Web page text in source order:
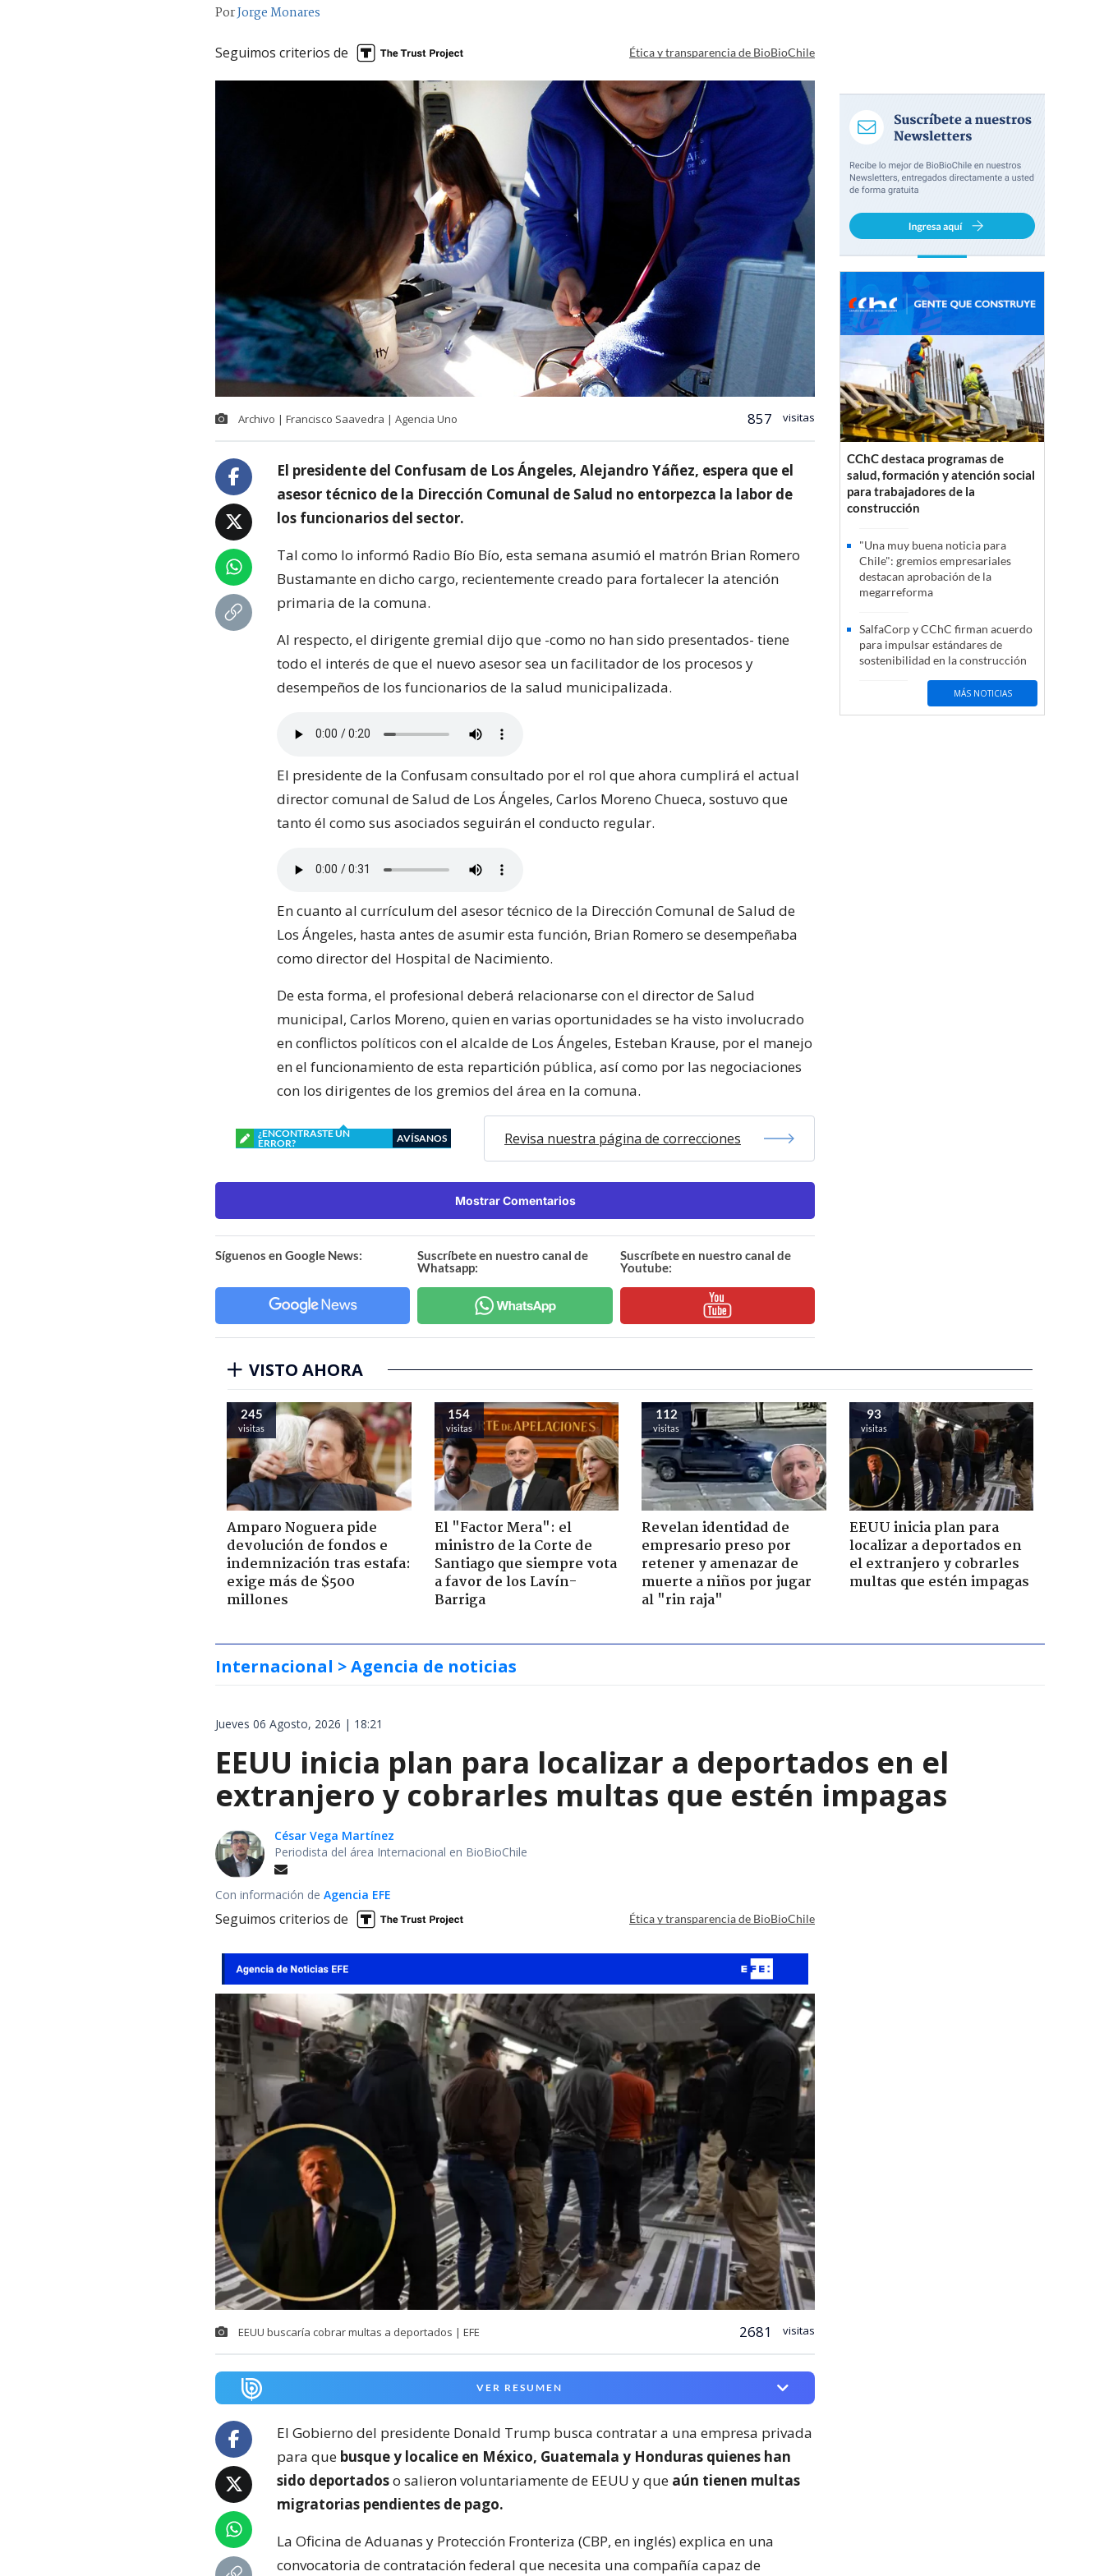
PorJorge Monares
Seguimos criterios de Ética y transparencia de BioBioChile
Archivo | Francisco Saavedra | Agencia Uno 857 visitas
El presidente del Confusam de Los Ángeles, Alejandro Yáñez, espera que el
asesor técnico de la Dirección Comunal de Salud no entorpezca la labor de
los funcionarios del sector.
Tal como lo informó Radio Bío Bío, esta semana asumió el matrón Brian Romero
Bustamante en dicho cargo, recientemente creado para fortalecer la atención
primaria de la comuna.
Al respecto, el dirigente gremial dijo que -como no han sido presentados- tiene
todo el interés de que el nuevo asesor sea un facilitador de los procesos y
desempeños de los funcionarios de la salud municipalizada.
El presidente de la Confusam consultado por el rol que ahora cumplirá el actual
director comunal de Salud de Los Ángeles, Carlos Moreno Chueca, sostuvo que
tanto él como sus asociados seguirán el conducto regular.
En cuanto al currículum del asesor técnico de la Dirección Comunal de Salud de
Los Ángeles, hasta antes de asumir esta función, Brian Romero se desempeñaba
como director del Hospital de Nacimiento.
De esta forma, el profesional deberá relacionarse con el director de Salud
municipal, Carlos Moreno, quien en varias oportunidades se ha visto involucrado
en conflictos políticos con el alcalde de Los Ángeles, Esteban Krause, por el manejo
en el funcionamiento de esta repartición pública, así como por las negociaciones
con los dirigentes de los gremios del área en la comuna.
¿ENCONTRASTE UN
ERROR?
AVÍSANOS Revisa nuestra página de correcciones
Mostrar Comentarios
Síguenos en Google News:
Suscríbete en nuestro canal de
Whatsapp:
Suscríbete en nuestro canal de
Youtube:
CChC destaca programas de
salud, formación y atención social
para trabajadores de la
construcción
"Una muy buena noticia para
Chile": gremios empresariales
destacan aprobación de la
megarreforma
SalfaCorp y CChC firman acuerdo
para impulsar estándares de
sostenibilidad en la construcción
MÁS NOTICIAS
VISTO AHORA
245
visitas
Amparo Noguera pide
devolución de fondos e
indemnización tras estafa:
exige más de $500
millones
154
visitas
El "Factor Mera": el
ministro de la Corte de
Santiago que siempre vota
a favor de los Lavín-
Barriga
112
visitas
Revelan identidad de
empresario preso por
retener y amenazar de
muerte a niños por jugar
al "rin raja"
93
visitas
EEUU inicia plan para
localizar a deportados en
el extranjero y cobrarles
multas que estén impagas
Internacional > Agencia de noticias
Jueves 06 Agosto, 2026 | 18:21
EEUU inicia plan para localizar a deportados en el
extranjero y cobrarles multas que estén impagas
César Vega Martínez
Periodista del área Internacional en BioBioChile
Con información de Agencia EFE
Seguimos criterios de Ética y transparencia de BioBioChile
EEUU buscaría cobrar multas a deportados | EFE 2681 visitas
VER RESUMEN
El Gobierno del presidente Donald Trump busca contratar a una empresa privada
para que busque y localice en México, Guatemala y Honduras quienes han
sido deportadoso salieron voluntariamente de EEUU y que aún tienen multas
migratorias pendientes de pago.
La Oficina de Aduanas y Protección Fronteriza (CBP, en inglés) explica en una
convocatoria de contratación federal que necesita una compañía capaz de